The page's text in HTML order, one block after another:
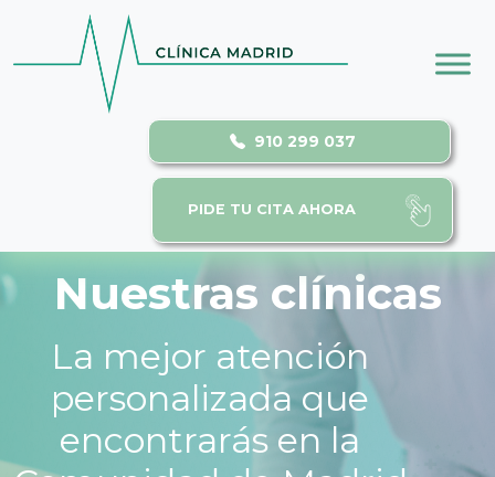
Skip to main content
910 299 037
PIDE TU CITA AHORA
Nuestras clínicas
La mejor atención
personalizada que
encontrarás en la